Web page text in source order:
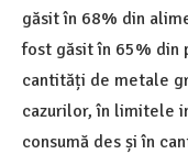
găsit în 68% din
fost găsit în 65% din
cantități de metale
cazurilor, în limitele
consumă des și în